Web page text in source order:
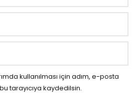
kullanılması için adım, e-posta
tarayıcıya kaydedilsin.